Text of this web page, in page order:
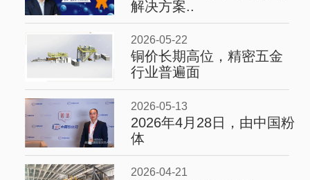
解决方案..
2026-05-22
铜价长期高位，精密五金
行业普遍面
2026-05-13
2026年4月28日，由中国粉
体
2026-04-21